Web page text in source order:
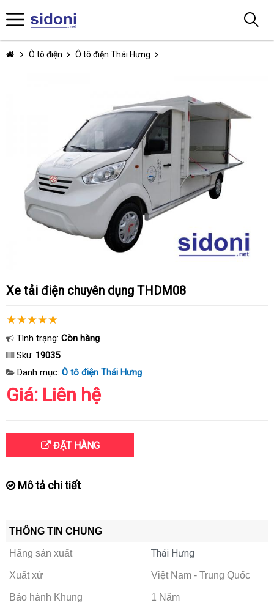
Ô tô điện Ô tô điện Thái Hưng
Xe tải điện chuyên dụng THDM08
Tình trạng: Còn hàng
Sku: 19035
Danh mục: Ô tô điện Thái Hưng
Giá: Liên hệ
ĐẶT HÀNG
Mô tả chi tiết
THÔNG TIN CHUNG
Hãng sản xuất Thái Hưng
Xuất xứ Việt Nam - Trung Quốc
Bảo hành Khung 1 Năm